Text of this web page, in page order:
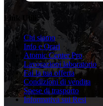
Link Utili
Chi siamo
Info e Orari
Atomic Center Pro
Lavorazioni laboratorio
Fai la tua offerta
Condizioni di vendita
Spese di trasporto
Informativa sui Resi